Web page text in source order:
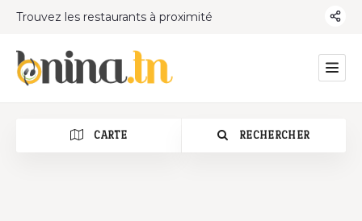
Trouvez les restaurants à proximité
CARTE RECHERCHER